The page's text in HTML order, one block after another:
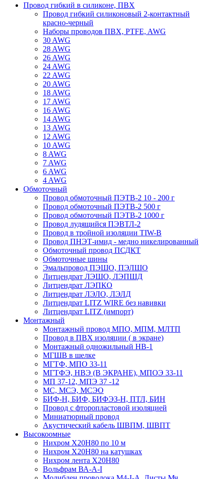
Провод гибкий в силиконе, ПВХ
Провод гибкий силиконовый 2-контактный
красно-черный
Наборы проводов ПВХ, PTFE, AWG
30 AWG
28 AWG
26 AWG
24 AWG
22 AWG
20 AWG
18 AWG
17 AWG
16 AWG
14 AWG
13 AWG
12 AWG
10 AWG
8 AWG
7 AWG
6 AWG
4 AWG
Обмоточный
Провод обмоточный ПЭТВ-2 10 - 200 г
Провод обмоточный ПЭТВ-2 500 г
Провод обмоточный ПЭТВ-2 1000 г
Провод лудящийся ПЭВТЛ-2
Провод в тройной изоляции TIW-B
Провод ПНЭТ-имид - медно никелированный
Обмоточный провод ПСДКТ
Обмоточные шины
Эмальпровод ПЭШО, ПЭЛШО
Литцендрат ЛЭШО, ЛЭПШД
Литцендрат ЛЭПКО
Литцендрат ЛЭЛО, ЛЭЛД
Литцендрат LITZ WIRE без навивки
Литцендрат LITZ (импорт)
Монтажный
Монтажный провод МПО, МПМ, МЛТП
Провод в ПВХ изоляции ( в экране)
Монтажный одножильный HB-1
МГШВ в шелке
МГТФ, МПО 33-11
МГТФЭ, НВЭ (В ЭКРАНЕ), МПОЭ 33-11
МП 37-12, МПЭ 37 -12
МС, МСЭ, МСЭО
БИФ-Н, БИФ, БИФЭЗ-Н, ПТЛ, БИН
Провод с фторопластовой изоляцией
Миниатюрный провод
Акустический кабель ШВПМ, ШВПТ
Высокоомные
Нихром Х20Н80 по 10 м
Нихром Х20Н80 на катушках
Нихром лента Х20Н80
Вольфрам ВА-А-I